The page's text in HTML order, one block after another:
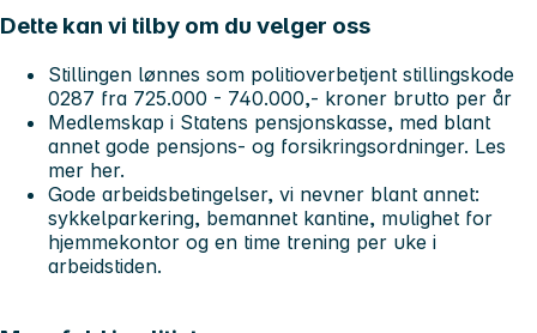
Dette kan vi tilby om du velger oss
Stillingen lønnes som politioverbetjent stillingskode
0287 fra 725.000 - 740.000,- kroner brutto per år
Medlemskap i Statens pensjonskasse, med blant
annet gode pensjons- og forsikringsordninger. Les
mer her.
Gode arbeidsbetingelser, vi nevner blant annet:
sykkelparkering, bemannet kantine, mulighet for
hjemmekontor og en time trening per uke i
arbeidstiden.